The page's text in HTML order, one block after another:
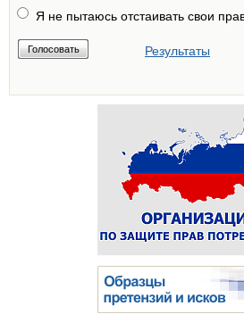
Я не пытаюсь отстаивать свои
Результаты